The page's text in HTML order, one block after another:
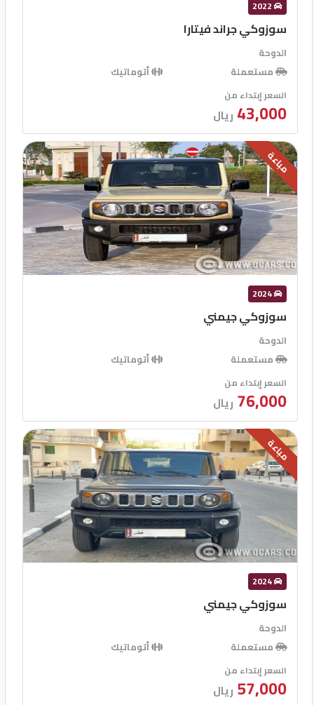
2022
سوزوكي جراند فيتارا
الدوحة
مستعملة
أتوماتيك
السعر إبتداء من
43,000 ريال
مباعة
2024
سوزوكي جيمني
الدوحة
مستعملة
أتوماتيك
السعر إبتداء من
76,000 ريال
مباعة
2024
سوزوكي جيمني
الدوحة
مستعملة
أتوماتيك
السعر إبتداء من
57,000 ريال